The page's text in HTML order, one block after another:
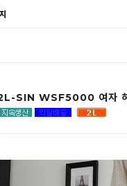
SIN WSF5000 여자 히